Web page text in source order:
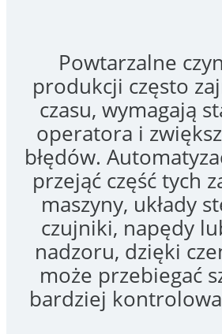
Wdrożenie
rozważyć przy
produkcji,
problemach z
kontroli parametrów
konieczności lepszego
wykorzystania
Dobrze dobrane
pozwalają usprawnić
przypadkowych
organizacji pracy